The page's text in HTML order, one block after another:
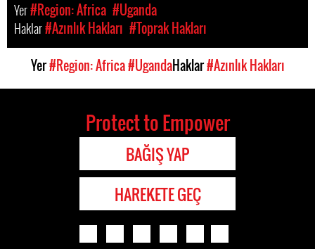
Yer#Region: Africa #Uganda
Haklar#Azınlık Hakları #Toprak Hakları
Yer#Region: Africa#UgandaHaklar#Azınlık Hakları
Protect to Empower
BAĞIŞ YAP
HAREKETE GEÇ